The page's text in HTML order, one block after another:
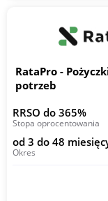
RataPro -
potrzeb
RRSO do 365%
Stopa oprocentowania
od 3 do 48
Okres